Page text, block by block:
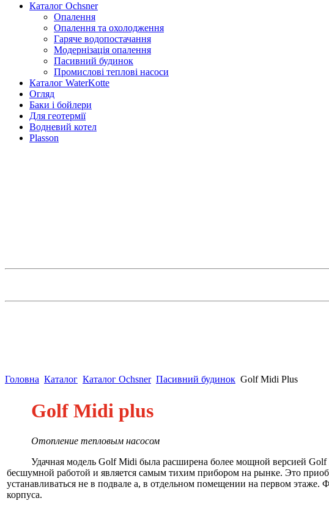
Каталог Ochsner
Опалення
Опалення та охолодження
Гаряче водопостачання
Модернізація опалення
Пасивний будинок
Промислові теплові насоси
Каталог WaterKotte
Огляд
Баки і бойлери
Для геотермії
Водневий котел
Plasson
Головна Каталог Каталог Ochsner Пасивний будинок Golf Midi Plus
Golf Midi plus
Отопление тепловым насосом
Удачная модель Golf Midi была расширена более мощной версией Golf
бесшумной работой и является самым тихим прибором на рынке. Это
устанавливаться не в подвале а, в отдельном помещении на первом
корпуса.